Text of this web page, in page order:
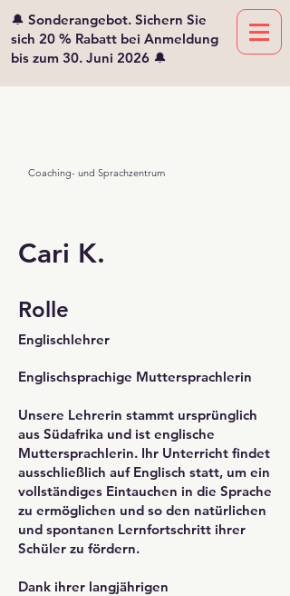
🔔 Sonderangebot. Sichern Sie
sich 20 % Rabatt bei Anmeldung
bis zum 30. Juni 2026 🔔
Coaching- und Sprachzentrum
Cari K.
Rolle
Englischlehrer
Englischsprachige Muttersprachlerin
Unsere Lehrerin stammt ursprünglich
aus Südafrika und ist englische
Muttersprachlerin. Ihr Unterricht findet
ausschließlich auf Englisch statt, um ein
vollständiges Eintauchen in die Sprache
zu ermöglichen und so den natürlichen
und spontanen Lernfortschritt ihrer
Schüler zu fördern.
Dank ihrer langjährigen